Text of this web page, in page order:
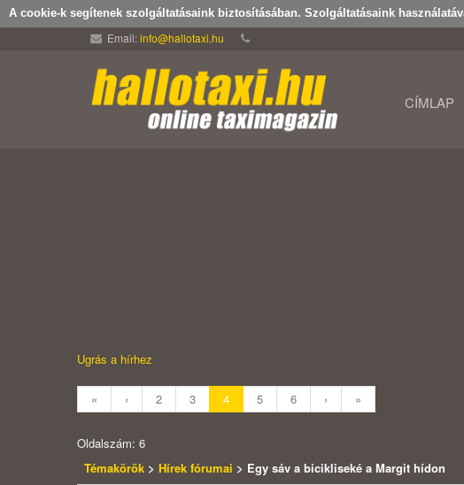
A cookie-k segítenek szolgáltatásaink biztosításában. Szolgáltatásaink
Email:info@hallotaxi.hu
CÍMLAP
Ugrás a hírhez
« ‹ 2 3 4 5 6 › »
Oldalszám: 6
Témakörök > Hírek fórumai > Egy sáv a bicikliseké a Margit hídon